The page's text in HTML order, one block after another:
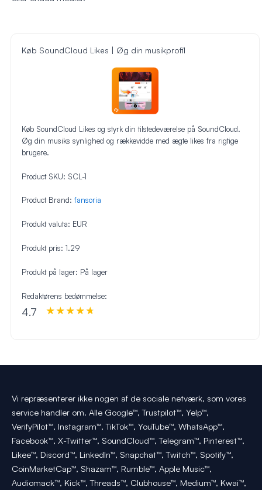
Køb SoundCloud Likes | Øg din musikprofil
Køb SoundCloud Likes og styrk din tilstedeværelse på SoundCloud.
Øg din musiks synlighed og rækkevidde med ægte likes fra rigtige
brugere.
Product SKU: SCL-1
Product Brand: fansoria
Produkt valuta: EUR
Produkt pris: 1.29
Produkt på lager: På lager
Redaktørens bedømmelse:
4.7
Vi repræsenterer ikke nogen af de sociale netværk, som vores
service handler om. Alle Google™, Trustpilot™, Yelp™,
VerifyPilot™, Instagram™, TikTok™, YouTube™, WhatsApp™,
Facebook™, X-Twitter™, SoundCloud™, Telegram™, Pinterest™,
Likee™, Discord™, LinkedIn™, Snapchat™, Twitch™, Spotify™,
CoinMarketCap™, Shazam™, Rumble™, Apple Music™,
Audiomack™, Kick™, Threads™, Clubhouse™, Medium™, Kwai™,